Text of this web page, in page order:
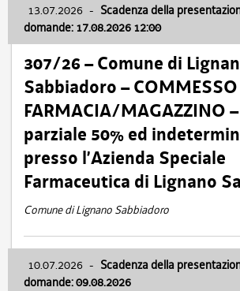
13.07.2026 - Scadenza della
domande: 17.08.2026 12:00
307/26 – Comune di
Sabbiadoro –
FARMACIA/MAGAZZINO
parziale 50% ed
presso l’Azienda Speciale
Farmaceutica di Lignano
Comune di Lignano Sabbiadoro
10.07.2026 - Scadenza della
domande: 09.08.2026